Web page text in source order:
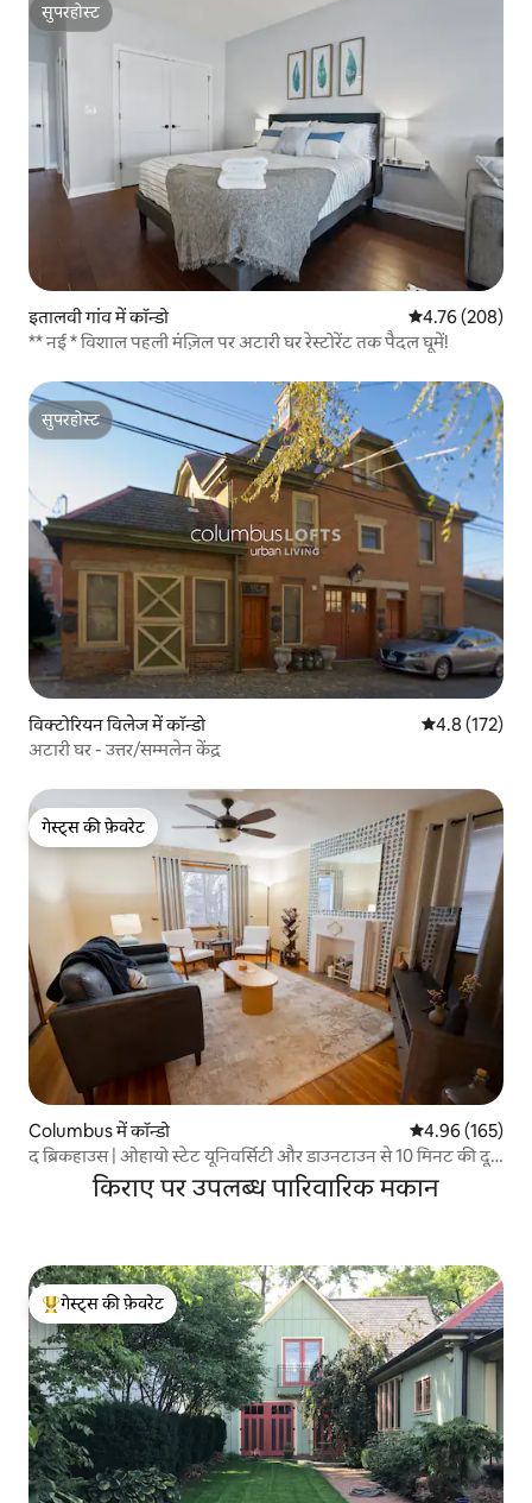
सुपरहोस्ट
सुपरहोस्ट
इतालवी गांव में कॉन्डो औसत रेटिंग 5 में से
4.76 (208)
** नई * विशाल पहली मंज़िल पर अटारी घर रेस्टोरेंट तक पैदल घूमें!
सुपरहोस्ट
सुपरहोस्ट
विक्टोरियन विलेज में कॉन्डो औसत रेटिंग 5 में
4.8 (172)
अटारी घर - उत्तर/सम्मलेन केंद्र
गेस्ट्स की फ़ेवरेट
गेस्ट्स की फ़ेवरेट
Columbus में कॉन्डो औसत रेटिंग 5 में से
4.96 (165)
द ब्रिकहाउस | ओहायो स्टेट यूनिवर्सिटी और डाउनटाउन से 10 मिनट की दूरी
पर स्थित 1 बेडरूम वाला प्यारा-सा घर
किराए पर उपलब्ध पारिवारिक मकान
गेस्ट्स का टॉप फ़ेवरेट
गेस्ट्स की फ़ेवरेट